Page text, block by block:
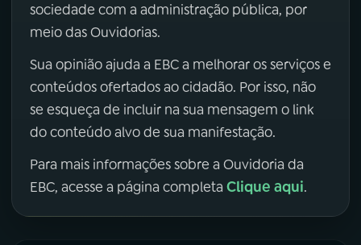
sociedade com a administração pública, por
meio das Ouvidorias.
Sua opinião ajuda a EBC a melhorar os serviços e
conteúdos ofertados ao cidadão. Por isso, não
se esqueça de incluir na sua mensagem o link
do conteúdo alvo de sua manifestação.
Para mais informações sobre a Ouvidoria da
EBC, acesse a página completa Clique aqui.